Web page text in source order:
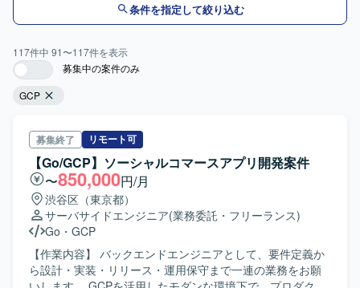
条件を指定して絞り込む
117件中 91〜117件を表示
募集中の案件のみ
GCP
募集終了 リモート可
【Go/GCP】ソーシャルコマースアプリ開発案件
〜850,000円/月
渋谷区（東京都）
サーバサイドエンジニア(業務委託・フリーランス)
Go ・ GCP
【作業内容】 バックエンドエンジニアとして、要件定義か
ら設計・実装・リリース・運用保守まで一連の業務をお願